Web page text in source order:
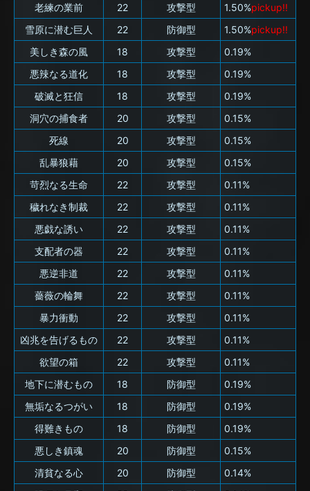
老練の業前
22 攻撃型 1.50%pickup!!
雪原に潜む巨人
22 防御型 1.50%pickup!!
美しき森の風
18 攻撃型
0.19%
悪辣なる道化
18 攻撃型
0.19%
破滅と狂信
18 攻撃型
0.19%
洞穴の捕食者
20 攻撃型
0.15%
死線
20 攻撃型
0.15%
乱暴狼藉
20 攻撃型
0.15%
苛烈なる生命
22 攻撃型
0.11%
穢れなき制裁
22 攻撃型
0.11%
悪戯な誘い
22 攻撃型
0.11%
支配者の器
22 攻撃型
0.11%
悪逆非道
22 攻撃型
0.11%
薔薇の輪舞
22 攻撃型
0.11%
暴力衝動
22 攻撃型
0.11%
凶兆を告げるもの
22 攻撃型
0.11%
欲望の箱
22 攻撃型
0.11%
地下に潜むもの
18 防御型
0.19%
無垢なるつがい
18 防御型
0.19%
得難きもの
18 防御型
0.19%
悪しき鎮魂
20 防御型
0.15%
清貧なる心
20 防御型
0.14%